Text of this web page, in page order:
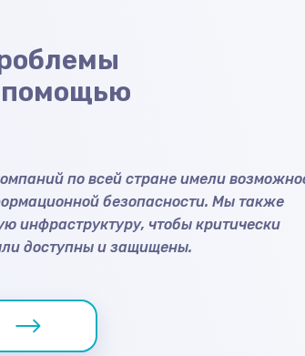
помощью
по всей стране имели
безопасности. Мы также
инфраструктуру, чтобы критически
доступны и защищены.